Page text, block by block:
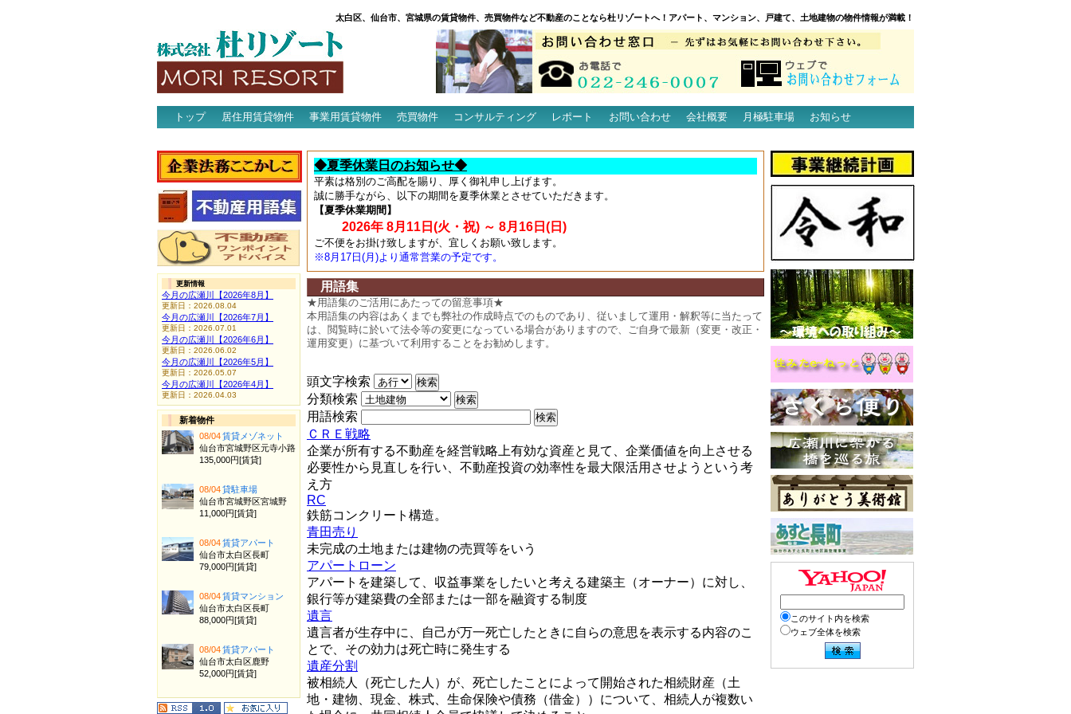
太白区、仙台市、宮城県の賃貸物件、売買物件など不動産のことなら杜リゾートへ！アパート、マンション、戸建て、土地建物の物件情報が満載！
トップ 居住用賃貸物件 事業用賃貸物件 売買物件 コンサルティング レポート お問い合わせ 会社概要 月極駐車場
お知らせ
◆夏季休業日のお知らせ◆
平素は格別のご高配を賜り、厚く御礼申し上げます。
誠に勝手ながら、以下の期間を夏季休業とさせていただきます。
【夏季休業期間】
2026年 8月11日(火・祝) ～ 8月16日(日)
ご不便をお掛け致しますが、宜しくお願い致します。
※8月17日(月)より通常営業の予定です。
用語集
★用語集のご活用にあたっての留意事項★
本用語集の内容はあくまでも弊社の作成時点でのものであり、従いまして運用・解釈等に当たって
は、閲覧時に於いて法令等の変更になっている場合がありますので、ご自身で最新（変更・改正・
運用変更）に基づいて利用することをお勧めします。
頭文字検索
分類検索
用語検索
ＣＲＥ戦略
企業が所有する不動産を経営戦略上有効な資産と見て、企業価値を向上させる
必要性から見直しを行い、不動産投資の効率性を最大限活用させようという考
え方
RC
鉄筋コンクリート構造。
青田売り
未完成の土地または建物の売買等をいう
アパートローン
アパートを建築して、収益事業をしたいと考える建築主（オーナー）に対し、
銀行等が建築費の全部または一部を融資する制度
遺言
遺言者が生存中に、自己が万一死亡したときに自らの意思を表示する内容のこ
とで、その効力は死亡時に発生する
遺産分割
被相続人（死亡した人）が、死亡したことによって開始された相続財産（土
地・建物、現金、株式、生命保険や債務（借金））について、相続人が複数い
更新情報
今月の広瀬川【2026年8月】
更新日：2026.08.04
今月の広瀬川【2026年7月】
更新日：2026.07.01
今月の広瀬川【2026年6月】
更新日：2026.06.02
今月の広瀬川【2026年5月】
更新日：2026.05.07
今月の広瀬川【2026年4月】
更新日：2026.04.03
新着物件
08/04賃貸メゾネット
仙台市宮城野区元寺小路
135,000円[賃貸]
08/04貸駐車場
仙台市宮城野区宮城野
11,000円[賃貸]
08/04賃貸アパート
仙台市太白区長町
79,000円[賃貸]
08/04賃貸マンション
仙台市太白区長町
88,000円[賃貸]
08/04賃貸アパート
仙台市太白区鹿野
52,000円[賃貸]
このサイト内を検索
ウェブ全体を検索